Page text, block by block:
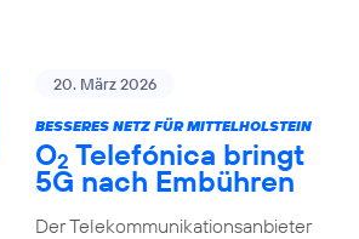
20. März 2026
BESSERES NETZ FÜR MITTELHOLSTEIN
O2 Telefónica bringt
5G nach Embühren
Der Telekommunikationsanbieter